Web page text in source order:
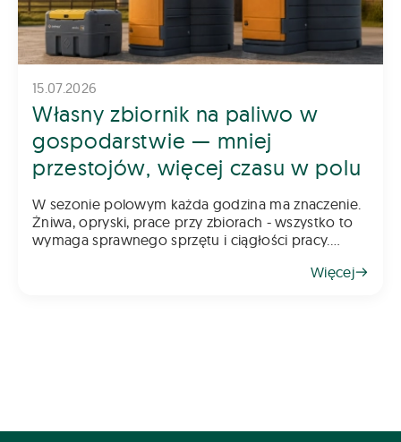
15.07.2026
Własny zbiornik na paliwo w
gospodarstwie — mniej
przestojów, więcej czasu w polu
W sezonie polowym każda godzina ma znaczenie.
Żniwa, opryski, prace przy zbiorach - wszystko to
wymaga sprawnego sprzętu i ciągłości pracy.
przestojów w gospodarstwie jest coś pozornie
Więcej